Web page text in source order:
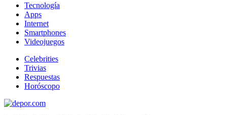
Tecnología
Apps
Internet
Smartphones
Videojuegos
Celebrities
Trivias
Respuestas
Horóscopo